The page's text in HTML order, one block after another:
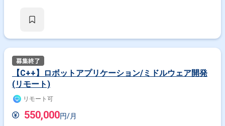
【C++】ロボットアプリケーション/ミドルウェア開発
(リモート)
リモート可
550,000円/月